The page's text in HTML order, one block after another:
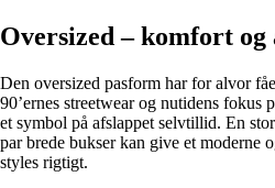
Oversized – komfort og
Den oversized pasform har for alvor
90’ernes streetwear og nutidens fokus
et symbol på afslappet selvtillid. En
par brede bukser kan give et moderne
styles rigtigt.